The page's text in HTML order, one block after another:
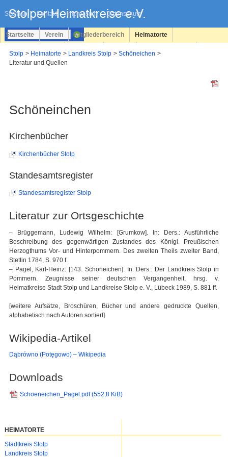
Sitemap Kontakt Impressum Datenschutz
überspringen
Startseite Verein Mitgliederbereich Heimatorte
Login
Stolp Heimatorte Landkreis Stolp
Schöneichen
Literatur und Quellen
Schöneinchen
Kirchenbücher
Kirchenbücher Stolp
Standesamtsregister
Standesamtsregister Stolp
Literatur zur Ortsgeschichte
– Brüggemann, Ludewig Wilhelm: [Grumkow]. In: Ders.: Ausführliche
Beschreibung des gegenwärtigen Zustandes des Königl. Preußischen
Herzogthums Vor- und Hinterpommern. Des zweiten Theils zweiter Band,
Stettin 1784, S. 970 f.
– Pagel, Karl-Heinz: [143. Schöneichen]. In: Ders.: Der Landkreis Stolp in
Pommern. Zeugnisse seiner deutschen Vergangenheit, hrsg. v.
Heimatkreise Stadt Stolp und Landkreise Stolp e. V., Lübeck 1989, S. 881 ff.
[weitere Aufsätze, Broschüren, Bücher und andere gedruckte Quellen,
alphabetisch nach Autoren sortiert]
Wikipedia-Artikel
Dąbrówno (Potęgowo) – Wikipedia
Downloads
Schoeneichen_Pagel.pdf(552,8 KiB)
HEIMATORTE
Navigation
überspringen
Stadtkreis Stolp
Landkreis Stolp